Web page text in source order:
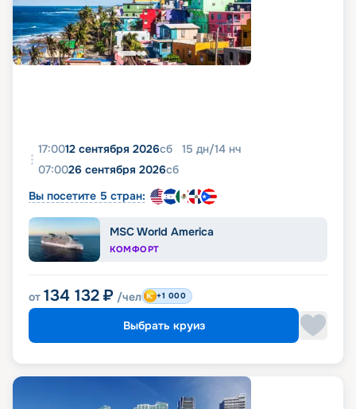
17:0012 сентября 2026сб 15 дн/14 нч
07:0026 сентября 2026сб
Вы посетите 5 стран:
MSC World America
КОМФОРТ
от 134 132 ₽ /чел +1 000
Выбрать круиз